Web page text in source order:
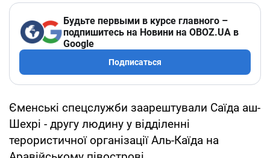
Будьте первыми в курсе главного –
подпишитесь на Новини на OBOZ.UA в
Google
Подписаться
Єменські спецслужби заарештували Саїда аш-
Шехрі - другу людину у відділенні
терористичної організації Аль-Каїда на